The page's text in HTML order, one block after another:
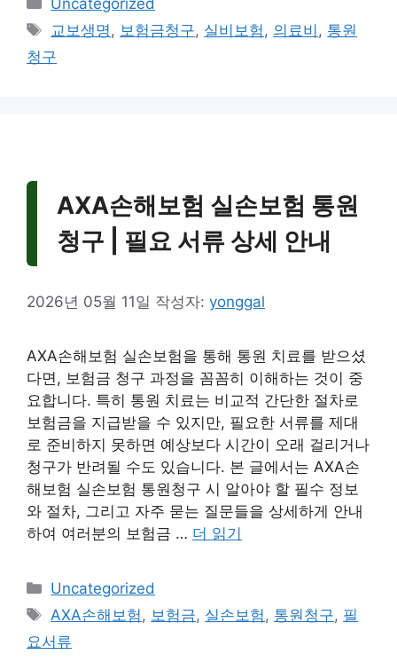
테
리
Uncategorized
태
그
교보생명, 보험금청구, 실비보험, 의료비 , 통원
청구
AXA손해보험 실손보험 통원
청구 | 필요 서류 상세 안내
2026년 05월 11일 작성자: yonggal
AXA손해보험 실손보험을 통해 통원 치료를 받으셨
다면, 보험금 청구 과정을 꼼꼼히 이해하는 것이 중
요합니다. 특히 통원 치료는 비교적 간단한 절차로
보험금을 지급받을 수 있지만, 필요한 서류를 제대
로 준비하지 못하면 예상보다 시간이 오래 걸리거나
청구가 반려될 수도 있습니다. 본 글에서는 AXA손
해보험 실손보험 통원청구 시 알아야 할 필수 정보
와 절차, 그리고 자주 묻는 질문들을 상세하게 안내
하여 여러분의 보험금 … 더 읽기
카
테
리
Uncategorized
태
그
AXA손해보험, 보험금, 실손보험, 통원청구, 필
요서류